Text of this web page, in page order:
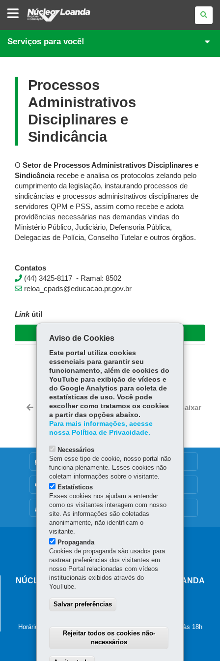
NÚCLEO
REGIONAL
EDUCAÇÃO
DE
LOANDA
Serviços para você!
Processos
Administrativos
Disciplinares e
Sindicância
O Setor de Processos Administrativos Disciplinares e
Sindicânciarecebe e analisa os protocolos zelando pelo
cumprimento da legislação, instaurando processos de
sindicâncias e processos administrativos disciplinares de
servidores QPM e PSS, assim como recebe e adota
providências necessárias nas demandas vindas do
Ministério Público, Judiciário, Defensoria Pública,
Delegacias de Polícia, Conselho Tutelar e outros órgãos.
Contatos
(44) 3425-8117 - Ramal: 8502
reloa_cpads@educacao.pr.gov.br
Linkútil
COMPARTILHE:
Fa
ce
bo
ok
Tw
itt
er
W
ha
ts
p
Voltar Início Imprimir Baixar
MAPA DO SITE
DENUNCIE CORRUPÇÃO
OUVIDORIA
Navegação
principal
NÚCLEO REGIONAL DE EDUCAÇÃO DE LOANDA
87.900-000-Loanda
Horário de atendimento: de segunda a sexta-feira, das 8h às 18h
Aviso de Cookies
Este portal utiliza cookies
essenciais para garantir seu
funcionamento, além de cookies do
YouTube para exibição de vídeos e
do Google Analytics para coleta de
estatísticas de uso. Você pode
escolher como tratamos os cookies
a partir das opções abaixo.
Para mais informações, acesse
nossa Política de Privacidade.
Necessários
Sem esse tipo de cookie, nosso portal não
funciona plenamente. Esses cookies não
coletam informações sobre o visitante.
Estatísticos
Esses cookies nos ajudam a entender
como os visitantes interagem com nosso
site. As informações são coletadas
anonimamente, não identificam o
visitante.
Propaganda
Cookies de propaganda são usados para
rastrear preferências dos visitantes em
nosso Portal relacionadas com vídeos
institucionais exibidos através do
YouTube.
Salvar preferências
Rejeitar todos os cookies não-
necessários